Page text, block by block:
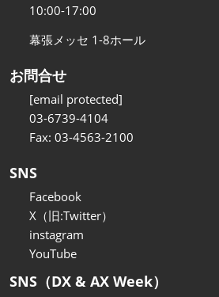
10:00-17:00
幕張メッセ 1-8ホール
お問合せ
[email protected]
03-6739-4104
Fax: 03-4563-2100
SNS
Facebook
X（旧:Twitter）
instagram
YouTube
SNS（DX & AX Week）